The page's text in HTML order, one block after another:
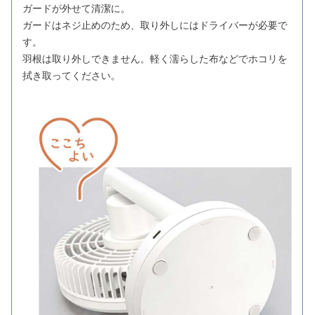
ガードが外せて清潔に。
ガードはネジ止めのため、取り外しにはドライバーが必要で
す。
羽根は取り外しできません。軽く濡らした布などでホコリを
拭き取ってください。